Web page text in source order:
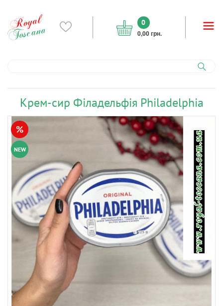
0
0,00 грн.
Крем-сир Філадельфія Philadelphia
NEW
%